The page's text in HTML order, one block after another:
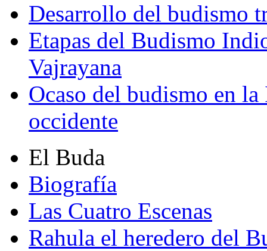
Desarrollo del budismo
Etapas del Budismo
Vajrayana
Ocaso del budismo en
occidente
El Buda
Biografía
Las Cuatro Escenas
Rahula el heredero del